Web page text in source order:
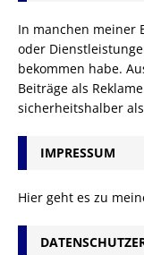
In manchen meiner
oder
bekommen habe.
Beiträge als
sicherheitshalber
IMPRESSUM
Hier geht es zu